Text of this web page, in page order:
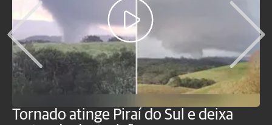
Tornado atinge Piraí do Sul e deixa